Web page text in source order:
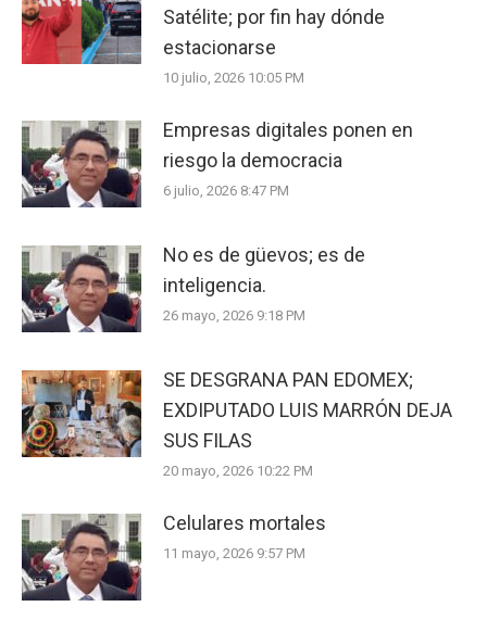
Satélite; por fin hay dónde
estacionarse
10 julio, 2026 10:05 PM
Empresas digitales ponen en
riesgo la democracia
6 julio, 2026 8:47 PM
No es de güevos; es de
inteligencia.
26 mayo, 2026 9:18 PM
SE DESGRANA PAN EDOMEX;
EXDIPUTADO LUIS MARRÓN DEJA
SUS FILAS
20 mayo, 2026 10:22 PM
Celulares mortales
11 mayo, 2026 9:57 PM